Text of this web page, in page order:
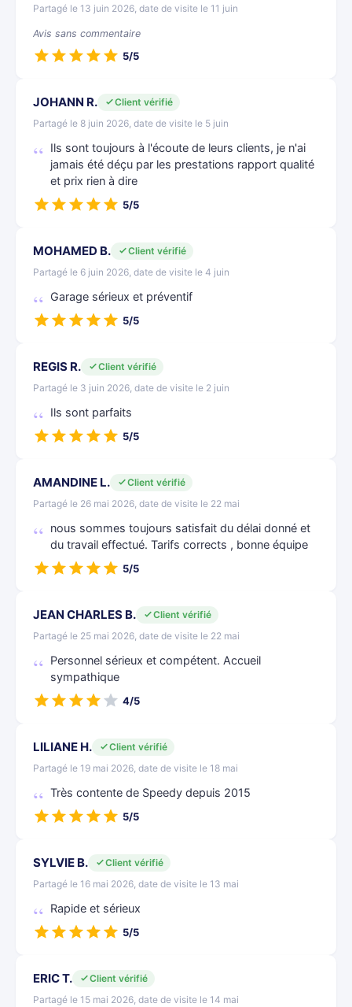
Partagé le 13 juin 2026, date de visite le 11 juin
Avis sans commentaire
5/5
JOHANN R.
Client vérifié
Partagé le 8 juin 2026, date de visite le 5 juin
Ils sont toujours à l'écoute de leurs clients, je n'ai
jamais été déçu par les prestations rapport qualité
et prix rien à dire
5/5
MOHAMED B.
Client vérifié
Partagé le 6 juin 2026, date de visite le 4 juin
Garage sérieux et préventif
5/5
REGIS R.
Client vérifié
Partagé le 3 juin 2026, date de visite le 2 juin
Ils sont parfaits
5/5
AMANDINE L.
Client vérifié
Partagé le 26 mai 2026, date de visite le 22 mai
nous sommes toujours satisfait du délai donné et
du travail effectué. Tarifs corrects , bonne équipe
5/5
JEAN CHARLES B.
Client vérifié
Partagé le 25 mai 2026, date de visite le 22 mai
Personnel sérieux et compétent. Accueil
sympathique
4/5
LILIANE H.
Client vérifié
Partagé le 19 mai 2026, date de visite le 18 mai
Très contente de Speedy depuis 2015
5/5
SYLVIE B.
Client vérifié
Partagé le 16 mai 2026, date de visite le 13 mai
Rapide et sérieux
5/5
ERIC T.
Client vérifié
Partagé le 15 mai 2026, date de visite le 14 mai